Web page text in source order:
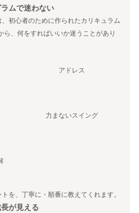
ムで迷わない
初心者のために作られたカリキュラム
ら、何をすればいいか迷うことがあり
アドレス
力まないスイング
を、丁寧に・順番に教えてくれます。
が見える